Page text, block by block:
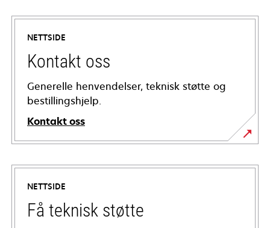
NETTSIDE
Kontakt oss
Generelle henvendelser, teknisk støtte og
bestillingshjelp.
Kontakt oss
NETTSIDE
Få teknisk støtte